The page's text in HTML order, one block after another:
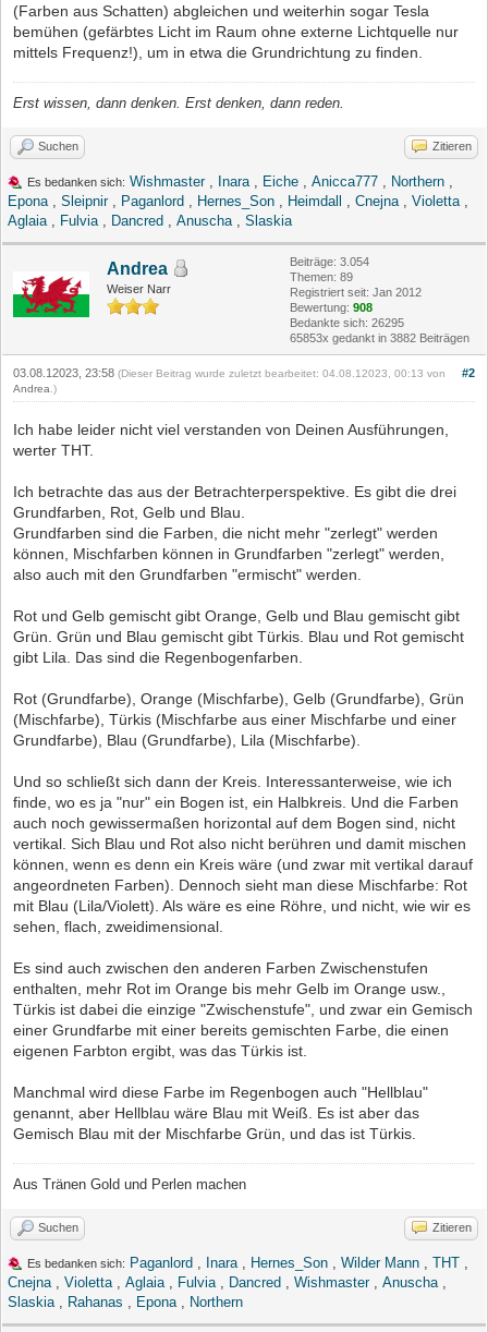
(Farben aus Schatten) abgleichen und weiterhin sogar Tesla
bemühen (gefärbtes Licht im Raum ohne externe Lichtquelle nur
mittels Frequenz!), um in etwa die Grundrichtung zu finden.
Erst wissen, dann denken. Erst denken, dann reden.
Suchen Zitieren
Es bedanken sich: Wishmaster, Inara Eiche Anicca777 Northern
Epona
Sleipnir, Paganlord Hernes_Son Heimdall Cnejna Violetta
Aglaia
Fulvia Dancred Anuscha Slaskia
Andrea
Weiser Narr
Beiträge: 3.054
Themen: 89
Registriert seit: Jan 2012
Bewertung: 908
Bedankte sich: 26295
65853x gedankt in 3882 Beiträgen
#2
03.08.12023, 23:58 (Dieser Beitrag wurde zuletzt bearbeitet: 04.08.12023, 00:13 von
Andrea .)
Ich habe leider nicht viel verstanden von Deinen Ausführungen,
werter THT.
Ich betrachte das aus der Betrachterperspektive. Es gibt die drei
Grundfarben, Rot, Gelb und Blau.
Grundfarben sind die Farben, die nicht mehr "zerlegt" werden
können, Mischfarben können in Grundfarben "zerlegt" werden,
also auch mit den Grundfarben "ermischt" werden.
Rot und Gelb gemischt gibt Orange, Gelb und Blau gemischt gibt
Grün. Grün und Blau gemischt gibt Türkis. Blau und Rot gemischt
gibt Lila. Das sind die Regenbogenfarben.
Rot (Grundfarbe), Orange (Mischfarbe), Gelb (Grundfarbe), Grün
(Mischfarbe), Türkis (Mischfarbe aus einer Mischfarbe und einer
Grundfarbe), Blau (Grundfarbe), Lila (Mischfarbe).
Und so schließt sich dann der Kreis. Interessanterweise, wie ich
finde, wo es ja "nur" ein Bogen ist, ein Halbkreis. Und die Farben
auch noch gewissermaßen horizontal auf dem Bogen sind, nicht
vertikal. Sich Blau und Rot also nicht berühren und damit mischen
können, wenn es denn ein Kreis wäre (und zwar mit vertikal darauf
angeordneten Farben). Dennoch sieht man diese Mischfarbe: Rot
mit Blau (Lila/Violett). Als wäre es eine Röhre, und nicht, wie wir es
sehen, flach, zweidimensional.
Es sind auch zwischen den anderen Farben Zwischenstufen
enthalten, mehr Rot im Orange bis mehr Gelb im Orange usw.,
Türkis ist dabei die einzige "Zwischenstufe", und zwar ein Gemisch
einer Grundfarbe mit einer bereits gemischten Farbe, die einen
eigenen Farbton ergibt, was das Türkis ist.
Manchmal wird diese Farbe im Regenbogen auch "Hellblau"
genannt, aber Hellblau wäre Blau mit Weiß. Es ist aber das
Gemisch Blau mit der Mischfarbe Grün, und das ist Türkis.
Aus Tränen Gold und Perlen machen
Suchen Zitieren
Es bedanken sich: Paganlord Inara Hernes_Son Wilder Mann THT
Cnejna
Violetta Aglaia Fulvia Dancred Wishmaster, Anuscha
Slaskia
Rahanas Epona Northern